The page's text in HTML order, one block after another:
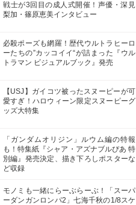
戦士が3回目の成人式開催！声優・深見
梨加・篠原恵美インタビュー
必殺ポーズも網羅！歴代ウルトラヒーロ
ーたちの”カッコイイ“が詰まった『ウル
トラマン ビジュアルブック』発売
【USJ】ガイコツ被ったスヌーピーが可
愛すぎ！ハロウィーン限定スヌーピーグ
ッズ大特集
「ガンダムオリジン」ルウム編の特報
も！特集紙『シャア・アズナブルぴあ 特
別編』発売決定、描き下ろしポスターな
ど収録
モノミも一緒にらーぶらーぶ！「スーパ
ーダンガンロンパ2」七海千秋の1/8スケ